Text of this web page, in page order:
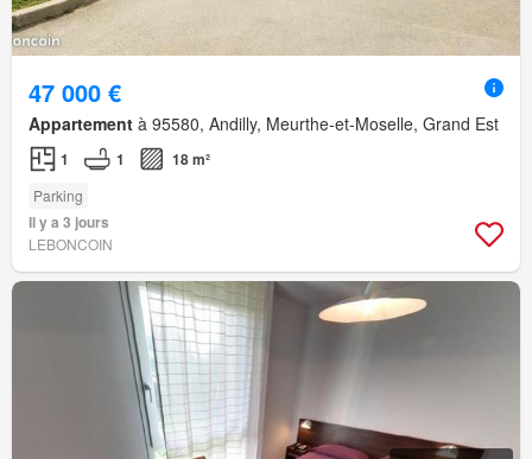
47 000 €
Appartement à 95580, Andilly, Meurthe-et-Moselle, Grand Est
1 1 18 m²
Parking
Il y a 3 jours
LEBONCOIN